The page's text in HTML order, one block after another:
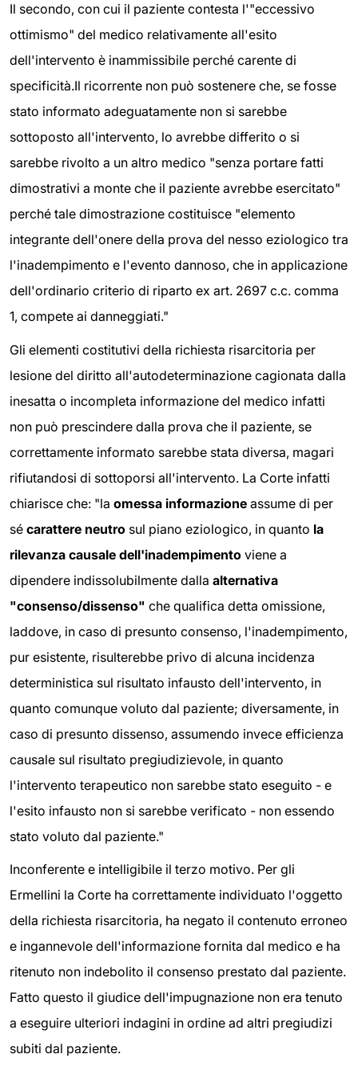
Il secondo, con cui il paziente contesta l'"eccessivo
ottimismo" del medico relativamente all'esito
dell'intervento è inammissibile perché carente di
specificità.Il ricorrente non può sostenere che, se fosse
stato informato adeguatamente non si sarebbe
sottoposto all'intervento, lo avrebbe differito o si
sarebbe rivolto a un altro medico "senza portare fatti
dimostrativi a monte che il paziente avrebbe esercitato"
perché tale dimostrazione costituisce "elemento
integrante dell'onere della prova del nesso eziologico tra
l'inadempimento e l'evento dannoso, che in applicazione
dell'ordinario criterio di riparto ex art. 2697 c.c. comma
1, compete ai danneggiati."
Gli elementi costitutivi della richiesta risarcitoria per
lesione del diritto all'autodeterminazione cagionata dalla
inesatta o incompleta informazione del medico infatti
non può prescindere dalla prova che il paziente, se
correttamente informato sarebbe stata diversa, magari
rifiutandosi di sottoporsi all'intervento. La Corte infatti
chiarisce che: "la omessa informazione assume di per
sé carattere neutro sul piano eziologico, in quanto la
rilevanza causale dell'inadempimento viene a
dipendere indissolubilmente dalla alternativa
"consenso/dissenso" che qualifica detta omissione,
laddove, in caso di presunto consenso, l'inadempimento,
pur esistente, risulterebbe privo di alcuna incidenza
deterministica sul risultato infausto dell'intervento, in
quanto comunque voluto dal paziente; diversamente, in
caso di presunto dissenso, assumendo invece efficienza
causale sul risultato pregiudizievole, in quanto
l'intervento terapeutico non sarebbe stato eseguito - e
l'esito infausto non si sarebbe verificato - non essendo
stato voluto dal paziente."
Inconferente e intelligibile il terzo motivo. Per gli
Ermellini la Corte ha correttamente individuato l'oggetto
della richiesta risarcitoria, ha negato il contenuto erroneo
e ingannevole dell'informazione fornita dal medico e ha
ritenuto non indebolito il consenso prestato dal paziente.
Fatto questo il giudice dell'impugnazione non era tenuto
a eseguire ulteriori indagini in ordine ad altri pregiudizi
subiti dal paziente.